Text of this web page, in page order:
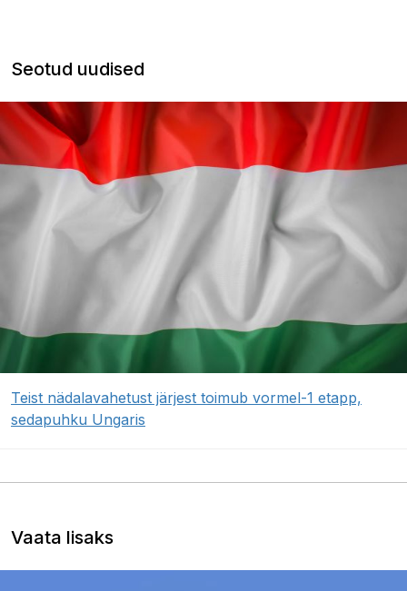
Seotud uudised
Teist nädalavahetust järjest toimub vormel-1 etapp,
sedapuhku Ungaris
Vaata lisaks